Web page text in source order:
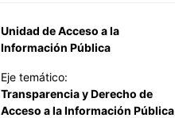
Unidad de Acceso a la
Información Pública
Eje temático:
Transparencia y Derecho de
Acceso a la Información Pública